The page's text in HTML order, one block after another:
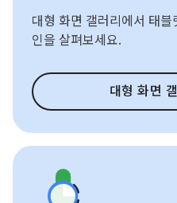
대형 화면 갤러리에서 태
인을 살펴보세요.
대형 화면